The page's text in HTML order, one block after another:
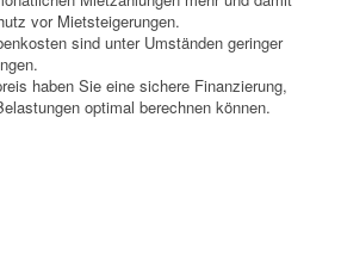
vor Mietsteigerungen.
sind unter Umständen geringer
haben Sie eine sichere Finanzierung,
optimal berechnen können.